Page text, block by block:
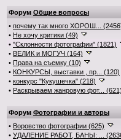
Форум Общие вопросы
• почему так много ХОРОШ...
• Не хочу критики (49)
• "Склонности фотографии" (1821)
• ВЕЛИК и МОГУЧ (164)
• Права на съемку (10)
• КОНКУРСЫ, выставки , пр... (120)
• конкурс "Кукушечка" (218)
• Раскрываем жанровую фот... (621)
Форум Фотографии и авторы
• Воровство фотографии (625)
• УДАЛЕНИЕ РАБОТ, БАНЫ: ...